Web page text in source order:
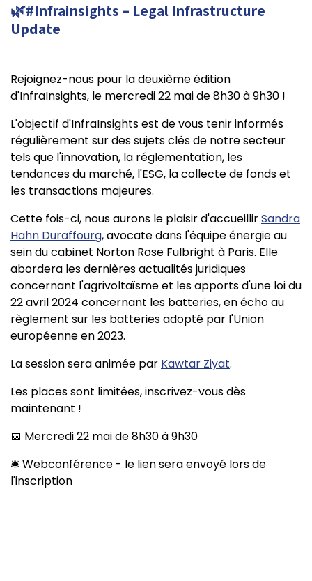
🌿#Infrainsights – Legal Infrastructure
Update
Rejoignez-nous pour la deuxième édition
d'InfraInsights, le mercredi 22 mai de 8h30 à 9h30 !
L'objectif d'InfraInsights est de vous tenir informés
régulièrement sur des sujets clés de notre secteur
tels que l'innovation, la réglementation, les
tendances du marché, l'ESG, la collecte de fonds et
les transactions majeures.
Cette fois-ci, nous aurons le plaisir d'accueillirSandra
Hahn Duraffourg, avocate dans l'équipe énergie au
sein du cabinet Norton Rose Fulbright à Paris. Elle
abordera les dernières actualités juridiques
concernant l'agrivoltaïsme et les apports d'une loi du
22 avril 2024 concernant les batteries, en écho au
règlement sur les batteries adopté par l'Union
européenne en 2023.
La session sera animée par Kawtar Ziyat.
Les places sont limitées, inscrivez-vous dès
maintenant !
📅 Mercredi 22 mai de 8h30 à 9h30
🛎️ Webconférence - le lien sera envoyé lors de
l'inscription